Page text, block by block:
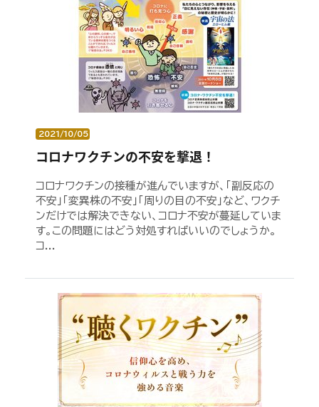
2021/10/05
コロナワクチンの不安を撃退！
コロナワクチンの接種が進んでいますが、「副反応の
不安」「変異株の不安」「周りの目の不安」など、ワクチ
ンだけでは解決できない、コロナ不安が蔓延していま
す。この問題にはどう対処すればいいのでしょうか。
コ...